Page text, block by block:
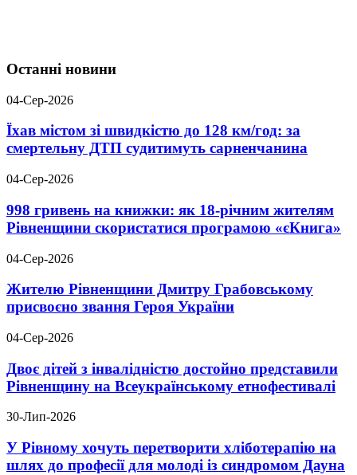
Останні новини
04-Сер-2026
Їхав містом зі швидкістю до 128 км/год: за
смертельну ДТП судитимуть сарненчанина
04-Сер-2026
998 гривень на книжки: як 18-річним жителям
Рівненщини скористатися програмою «єКнига»
04-Сер-2026
Жителю Рівненщини Дмитру Грабовському
присвоєно звання Героя України
04-Сер-2026
Двоє дітей з інвалідністю достойно представили
Рівненщину на Всеукраїнському етнофестивалі
30-Лип-2026
У Рівному хочуть перетворити хліботерапію на
шлях до професії для молоді із синдромом Дауна